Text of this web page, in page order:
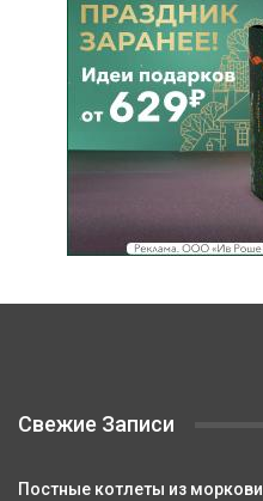
Свежие Записи
Постные котлеты из моркови